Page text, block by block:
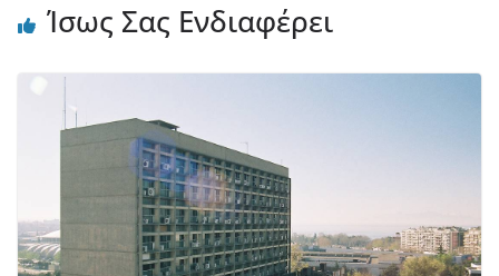
Ίσως Σας Ενδιαφέρει